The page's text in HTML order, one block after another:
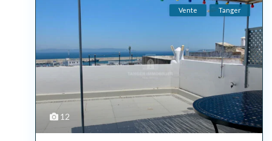
12
Vente Tanger